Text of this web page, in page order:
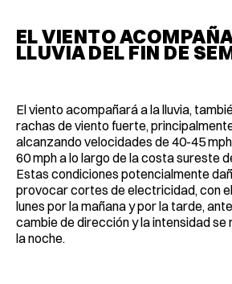
EL VIENTO
LLUVIA DEL FIN DE
El viento acompañará a la lluvia,
rachas de viento fuerte,
alcanzando velocidades de 40-45
60 mph a lo largo de la costa sureste
Estas condiciones potencialmente
provocar cortes de electricidad, con
lunes por la mañana y por la tarde,
cambie de dirección y la intensidad se
la noche.